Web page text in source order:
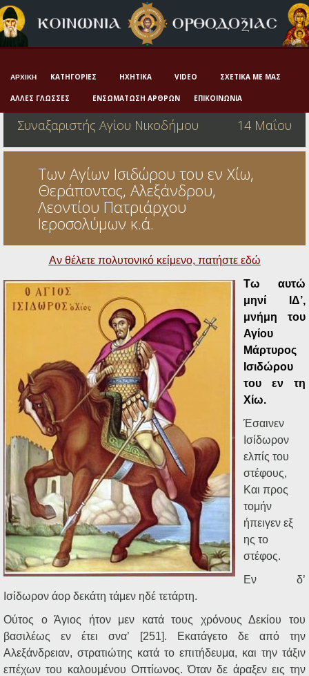
Αρχική
Πνευματική ζωή
Λατρεία και προσευχή
Πατερικό ανθολόγιο
Αγιολόγιο – Εορτολόγιο
Γέροντες
Η πίστη στην εποχή μας
Ορθόδοξη οικογένεια
Ορθόδοξο προσκυνητάριο
Σκέψεις-προβληματισμοί
ΑΡΧΙΚΉ ΚΑΤΗΓΟΡΊΕΣ ΗΧΗΤΙΚΆ VIDEO ΣΧΕΤΙΚΆ ΜΕ ΜΑΣ
ΆΛΛΕΣ ΓΛΏΣΣΕΣ ΕΝΣΩΜΆΤΩΣΗ ΆΡΘΡΩΝ ΕΠΙΚΟΙΝΩΝΊΑ
Συναξαριστής Αγίου Νικοδήμου 14 Μαΐου
Των Αγίων Ισιδώρου του εν Χίω,
Θεράποντος, Αλεξάνδρου,
Λεοντίου Πατριάρχου
Ιεροσολύμων κ.ά.
Αν θέλετε πολυτονικό κείμενο, πατήστε εδώ
Τω αυτώ
μηνί ΙΔ’,
μνήμη του
Αγίου
Μάρτυρος
Ισιδώρου
του εν τη
Χίω.
Έσαινεν
Ισίδωρον
ελπίς του
στέφους,
Και προς
τομήν
ήπειγεν εξ
ης το
στέφος.
Εν δ’
Ισίδωρον άορ δεκάτη τάμεν ηδέ τετάρτη.
Ούτος ο Άγιος ήτον μεν κατά τους χρόνους Δεκίου του
βασιλέως εν έτει σνα’ [251]. Εκατάγετο δε από την
Αλεξάνδρειαν, στρατιώτης κατά το επιτήδευμα, και την τάξιν
επέχων του καλουμένου Οπτίωνος. Όταν δε άραξεν εις την